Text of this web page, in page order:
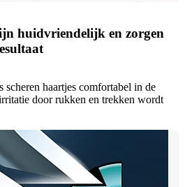
huidvriendelijk en zorgen
haartjes comfortabel in de
door rukken en trekken wordt